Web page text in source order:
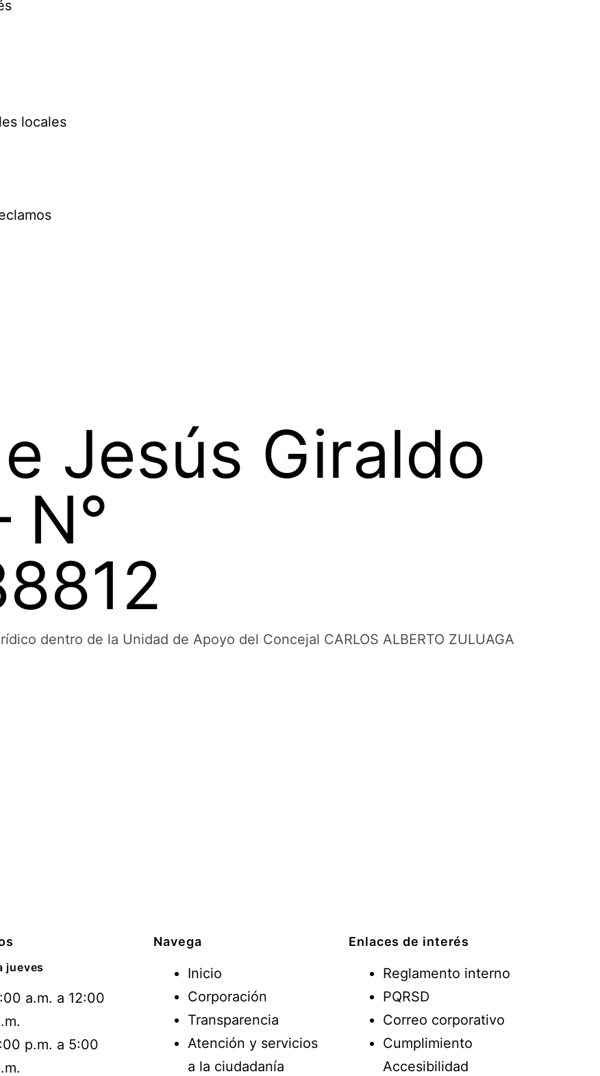
locales
Jesús Giraldo
N°
dentro de la Unidad de Apoyo del Concejal CARLOS ALBERTO ZULUAGA
jueves
a.m. a 12:00
p.m. a 5:00
Navega
Inicio
Corporación
Transparencia
Atención y servicios
a la ciudadanía
Enlaces de interés
Reglamento interno
PQRSD
Correo corporativo
Cumplimiento
Accesibilidad